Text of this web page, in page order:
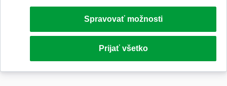
© 2026 Slovenská technická univerzita
Spravovať možnosti
Prijať všetko